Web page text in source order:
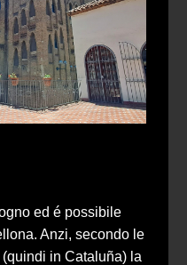
ed é possibile
Anzi, secondo le
in Cataluña) la